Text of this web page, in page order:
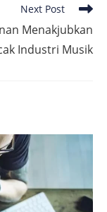
Next Post
Menakjubkan
Industri Musik